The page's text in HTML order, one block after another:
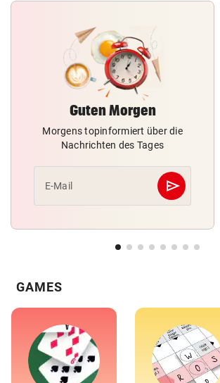
Guten Morgen
Morgens topinformiert über die
Nachrichten des Tages
E-Mail send
Abschicken
GAMES